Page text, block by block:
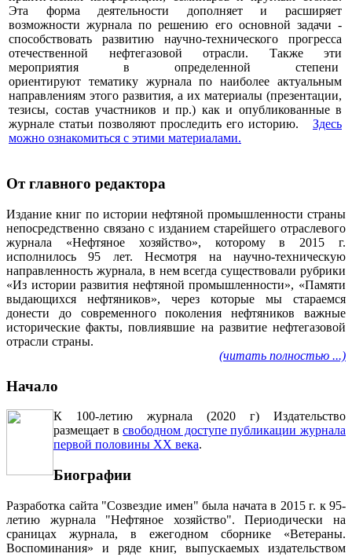
Эта форма деятельности дополняет и расширяет
возможности журнала по решению его основной задачи -
способствовать развитию научно-технического прогресса
отечественной нефтегазовой отрасли. Также эти
мероприятия в определенной степени
ориентируют тематику журнала по наиболее актуальным
направлениям этого развития, а их материалы (презентации,
тезисы, состав участников и пр.) как и опубликованные в
журнале статьи позволяют проследить его историю. Здесь
можно ознакомиться с этими материалами.
От главного редактора
Издание книг по истории нефтяной промышленности страны
непосредственно связано с изданием старейшего отраслевого
журнала «Нефтяное хозяйство», которому в 2015 г.
исполнилось 95 лет. Несмотря на научно-техническую
направленность журнала, в нем всегда существовали рубрики
«Из истории развития нефтяной промышленности», «Памяти
выдающихся нефтяников», через которые мы стараемся
донести до современного поколения нефтяников важные
исторические факты, повлиявшие на развитие нефтегазовой
отрасли страны.
(читать полностью ...)
Начало
К 100-летию журнала (2020 г) Издательство
размещает всвободном доступе публикации журнала
первой половины ХХ века.
Биографии
Разработка сайта "Созвездие имен" была начата в 2015 г. к 95-
летию журнала "Нефтяное хозяйство". Периодически на
сраницах журнала, в ежегодном сборнике «Ветераны.
Воспоминания» и ряде книг, выпускаемых издательством